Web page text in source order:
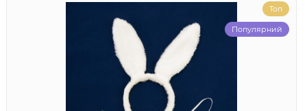
Топ
Популярний